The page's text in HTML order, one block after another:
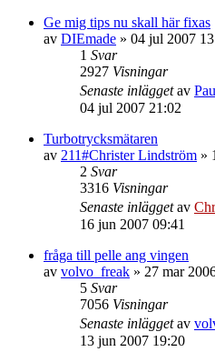
Ge mig tips nu skall här fixas
av DIEmade » 04 jul 2007
1 Svar
2927 Visningar
Senaste inläggetav
04 jul 2007 21:02
Turbotrycksmätaren
av 211#Christer Lindström »
2 Svar
3316 Visningar
Senaste inläggetav
16 jun 2007 09:41
fråga till pelle ang vingen
av volvo_freak » 27 mar
5 Svar
7056 Visningar
Senaste inläggetav
13 jun 2007 19:20